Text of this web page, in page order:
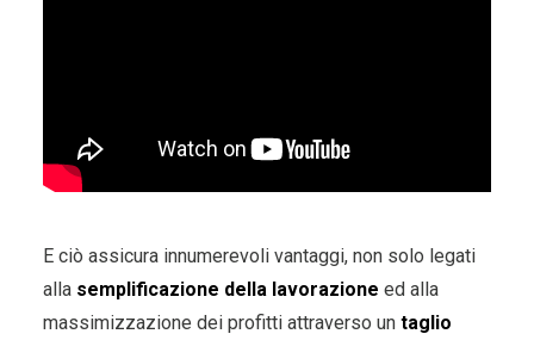
E ciò assicura innumerevoli vantaggi, non solo legati
alla semplificazione della lavorazione ed alla
massimizzazione dei profitti attraverso un taglio